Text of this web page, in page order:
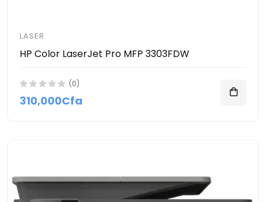
LASER
HP Color LaserJet Pro MFP 3303FDW
(0)
310,000Cfa